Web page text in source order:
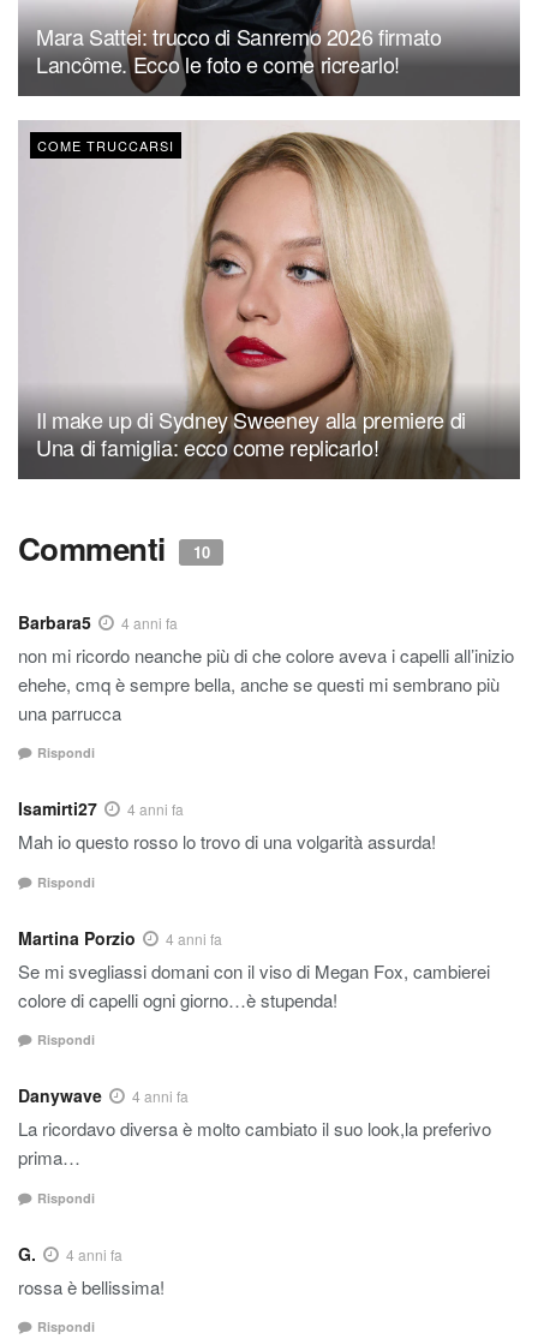
Mara Sattei: trucco di Sanremo 2026 firmato
Lancôme. Ecco le foto e come ricrearlo!
COME TRUCCARSI
Il make up di Sydney Sweeney alla premiere di
Una di famiglia: ecco come replicarlo!
Commenti 10
Barbara5 4 anni fa
non mi ricordo neanche più di che colore aveva i capelli all’inizio
ehehe, cmq è sempre bella, anche se questi mi sembrano più
una parrucca
Rispondi
Isamirti27 4 anni fa
Mah io questo rosso lo trovo di una volgarità assurda!
Rispondi
Martina Porzio 4 anni fa
Se mi svegliassi domani con il viso di Megan Fox, cambierei
colore di capelli ogni giorno…è stupenda!
Rispondi
Danywave 4 anni fa
La ricordavo diversa è molto cambiato il suo look,la preferivo
prima…
Rispondi
G. 4 anni fa
rossa è bellissima!
Rispondi